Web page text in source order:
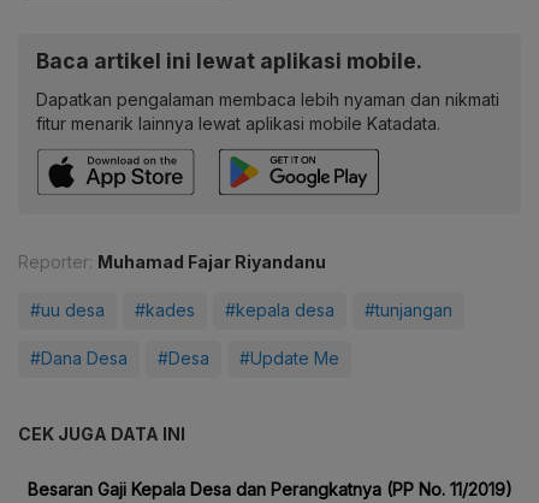
Baca artikel ini lewat aplikasi mobile.
Dapatkan pengalaman membaca lebih nyaman dan nikmati
fitur menarik lainnya lewat aplikasi mobile Katadata.
Reporter: Muhamad Fajar Riyandanu
#uu desa #kades #kepala desa #tunjangan
#Dana Desa #Desa #Update Me
CEK JUGA DATA INI